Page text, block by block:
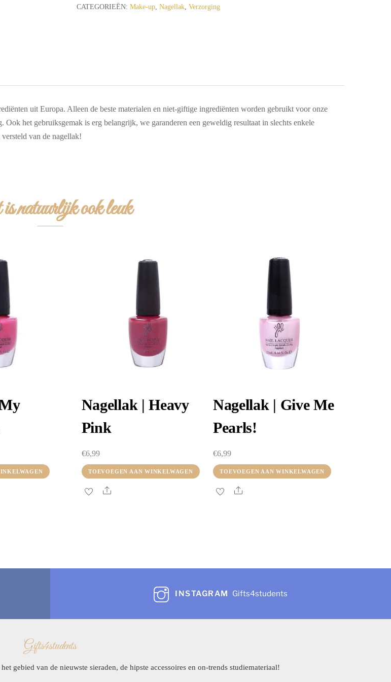
sparkle
CATEGORIEËN:Make-up ,Nagellak ,Verzorging
uit Europa. Alleen de beste materialen en niet-giftige ingrediënten worden gebruikt voor onze
het gebruiksgemak is erg belangrijk, we garanderen een geweldig resultaat in slechts enkele
van de nagellak!
natuurlijk ook leuk
Nagellak | Give Me
Pearls!
€6,99
TOEVOEGEN AAN WINKELWAGEN
Share
Nagellak | Heavy
Pink
€6,99
TOEVOEGEN AAN WINKELWAGEN
Share
INSTAGRAM Gifts4students
Gifts4students
gebied van de nieuwste sieraden, de hipste accessoires en on-trends studiemateriaal!